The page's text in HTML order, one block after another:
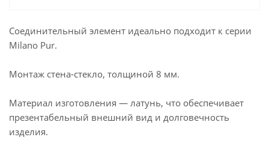
Соединительный элемент идеально подходит к серии
Milano Pur.
Монтаж стена-стекло, толщиной 8 мм.
Материал изготовления — латунь, что обеспечивает
презентабельный внешний вид и долговечность
изделия.